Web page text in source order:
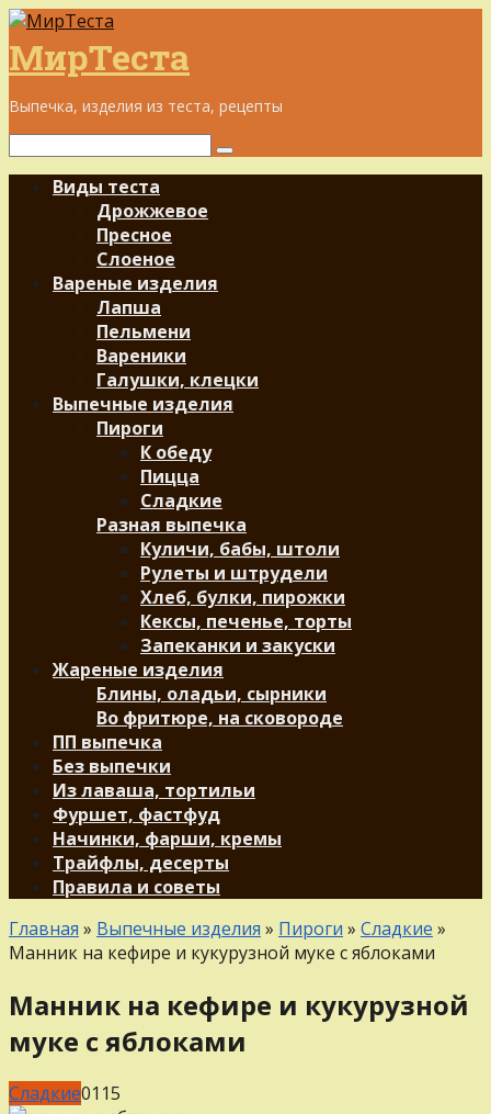
Перейти
к
контенту
МирТеста
Выпечка, изделия из теста, рецепты
Поиск:
Виды теста
Дрожжевое
Пресное
Слоеное
Вареные изделия
Лапша
Пельмени
Вареники
Галушки, клецки
Выпечные изделия
Пироги
К обеду
Пицца
Сладкие
Разная выпечка
Куличи, бабы, штоли
Рулеты и штрудели
Хлеб, булки, пирожки
Кексы, печенье, торты
Запеканки и закуски
Жареные изделия
Блины, оладьи, сырники
Во фритюре, на сковороде
ПП выпечка
Без выпечки
Из лаваша, тортильи
Фуршет, фастфуд
Начинки, фарши, кремы
Трайфлы, десерты
Правила и советы
Главная » Выпечные изделия » Пироги » Сладкие »
Манник на кефире и кукурузной муке с яблоками
Манник на кефире и кукурузной
муке с яблоками
Сладкие0115